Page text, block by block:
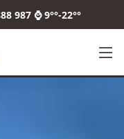
987 ⌚ 9°°-22°°